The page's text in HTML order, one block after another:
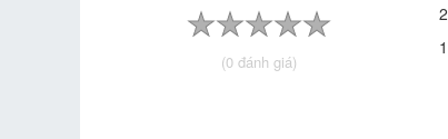
(0 đánh giá)
2
1